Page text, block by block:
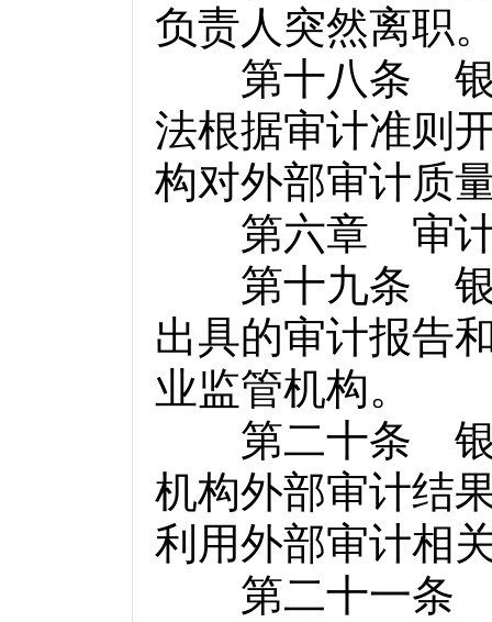
负责人突然离职
第十八条 银行
法根据审计准则
构对外部审计质
第六章 审计
第十九条 银行
出具的审计报告
业监管机构。
第二十条 银行
机构外部审计结
利用外部审计相
第二十一条 银